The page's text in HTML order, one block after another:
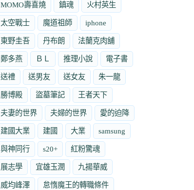
MOMO壽喜燒 鎮魂 火村英生
太空戰士 魔道祖師 iphone
東野圭吾 丹布朗 法蘭克肉舖
鄭多燕 ＢＬ 推理小說 電子書
送禮 送男友 送女友 朱一龍
勝博殿 盜墓筆記 王者天下
夫妻的世界 夫婦的世界 愛的迫降
建國大業 建國 大業 samsung
與神同行 s20+ 紅粉驚魂
展志學 宜雄玉潤 九揚華威
威均峰澤 怠惰魔王的轉職條件